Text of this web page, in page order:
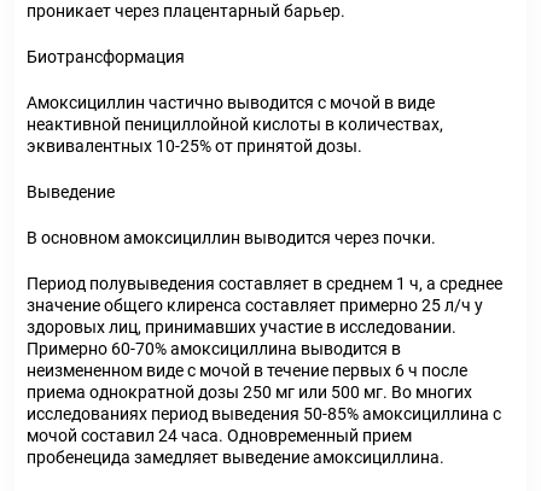
проникает через плацентарный барьер.
Биотрансформация
Амоксициллин частично выводится с мочой в виде
неактивной пенициллойной кислоты в количествах,
эквивалентных 10-25% от принятой дозы.
Выведение
В основном амоксициллин выводится через почки.
Период полувыведения составляет в среднем 1 ч, а среднее
значение общего клиренса составляет примерно 25 л/ч у
здоровых лиц, принимавших участие в исследовании.
Примерно 60-70% амоксициллина выводится в
неизмененном виде с мочой в течение первых 6 ч после
приема однократной дозы 250 мг или 500 мг. Во многих
исследованиях период выведения 50-85% амоксициллина с
мочой составил 24 часа. Одновременный прием
пробенецида замедляет выведение амоксициллина.